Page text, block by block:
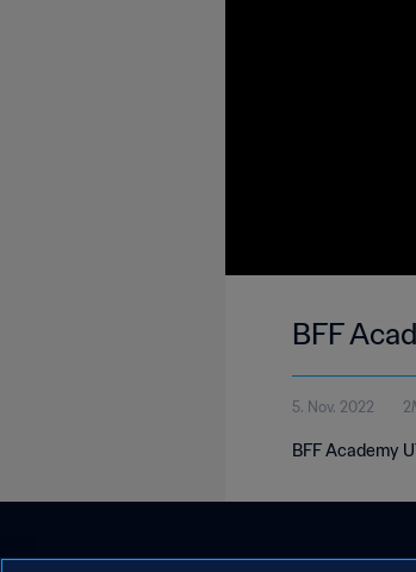
BFF
5. Nov. 2022
BFF Academy